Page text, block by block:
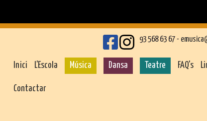
93 568 63 67 -
Inici L'Escola Música Dansa Teatre FAQ's
Contactar